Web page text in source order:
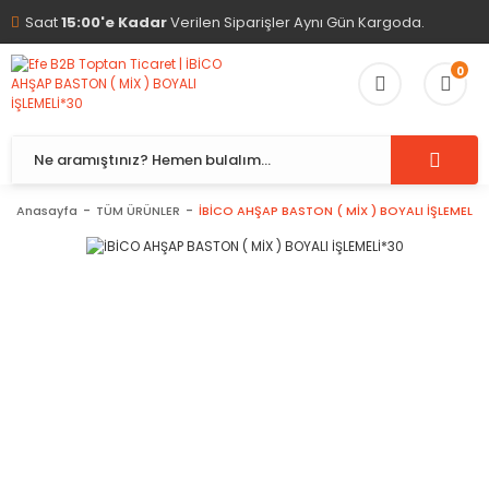
Saat15:00'e KadarVerilen Siparişler Aynı Gün Kargoda.
0
Anasayfa TÜM ÜRÜNLER İBİCO AHŞAP BASTON ( MİX ) BOYALI